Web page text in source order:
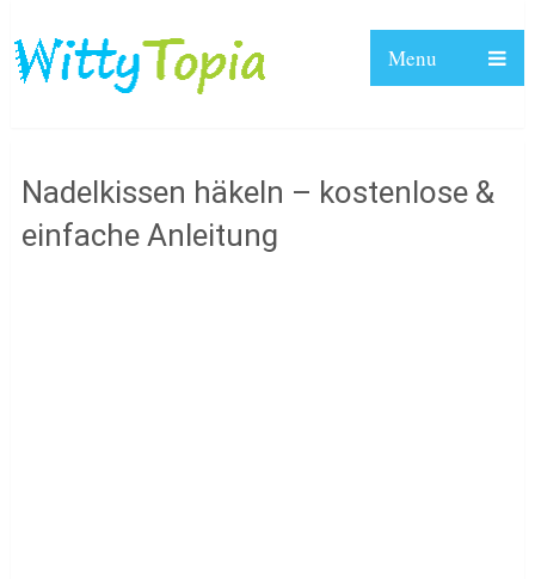
Menu
Nadelkissen häkeln – kostenlose &
einfache Anleitung